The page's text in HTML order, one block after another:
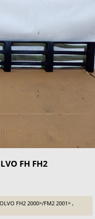
FH FH2
FH2 2000>/FM2 2001> ,